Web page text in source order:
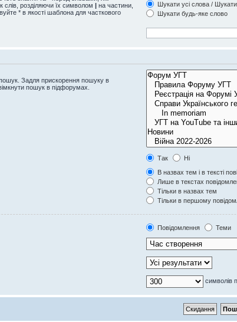
розділяючи їх символом | на частини,
* в якості шаблона для часткового
Шукати усі слова /
Шукати будь-яке слово
Задля прискорення пошуку в
пошук в підфорумах.
Так
Ні
В назвах тем і в тексті
Лише в текстах
Тільки в назвах тем
Тільки в першому
Повідомлення
Теми
символів